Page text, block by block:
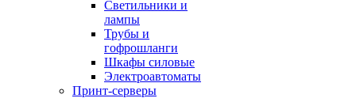
Светильники и
лампы
Трубы и
гофрошланги
Шкафы силовые
Электроавтоматы
Принт-серверы